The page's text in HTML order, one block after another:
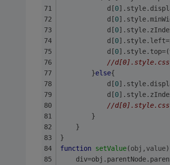
			d[
0
			d[
0
			d[
0
			d[
0
			d[
0
//
		}
else{
			d[
0
			d[
0
//
		}
	}
}
function setValue(obj,value)